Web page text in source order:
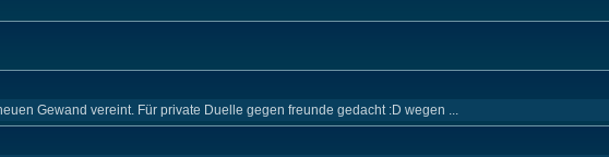
Gewand vereint. Für private Duelle gegen freunde gedacht :D wegen ...